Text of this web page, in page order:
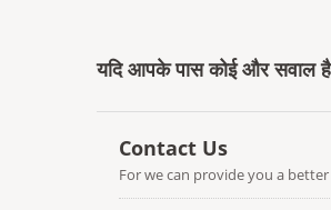
यदि आपके पास कोई और